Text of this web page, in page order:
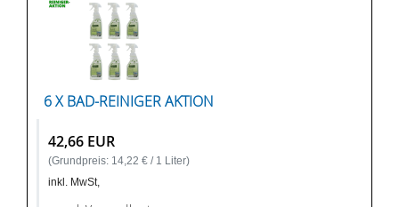
6 X BAD-REINIGER AKTION
42,66 EUR
(Grundpreis: 14,22 € / 1 Liter)
inkl. MwSt,